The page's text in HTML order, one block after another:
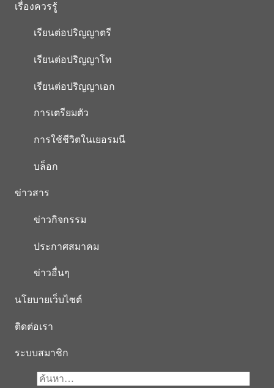
เรื่องควรรู้
เรียนต่อปริญญาตรี
เรียนต่อปริญญาโท
เรียนต่อปริญญาเอก
การเตรียมตัว
การใช้ชีวิตในเยอรมนี
บล็อก
ข่าวสาร
ข่าวกิจกรรม
ประกาศสมาคม
ข่าวอื่นๆ
นโยบายเว็บไซต์
ติดต่อเรา
ระบบสมาชิก